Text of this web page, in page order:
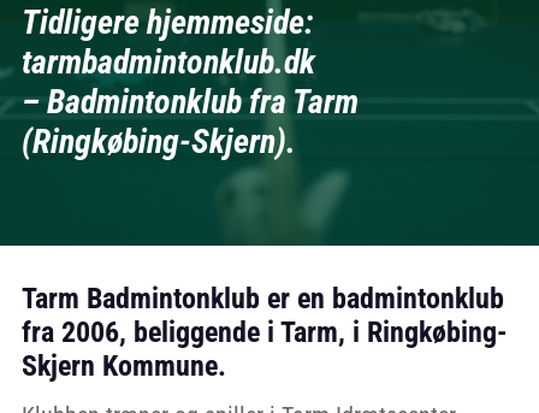
Tidligere hjemmeside:
tarmbadmintonklub.dk
– Badmintonklub fra Tarm
(Ringkøbing-Skjern).
Tarm Badmintonklub er en badmintonklub
fra 2006, beliggende i Tarm, i Ringkøbing-
Skjern Kommune.